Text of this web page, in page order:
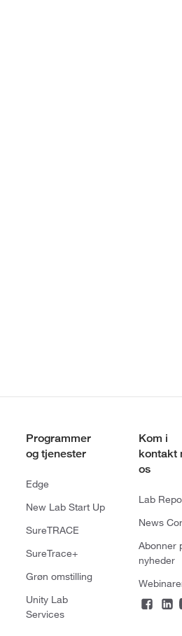
Programmer
og tjenester
Edge
New Lab Start Up
SureTRACE
SureTrace+
Grøn omstilling
Unity Lab
Services
Kom i
kontakt
os
Lab
News
Abonner
nyheder